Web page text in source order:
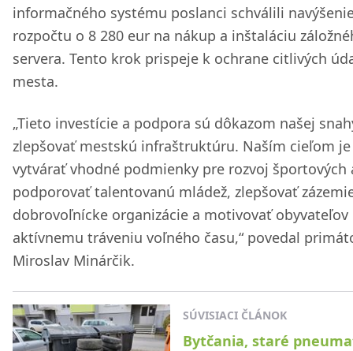
informačného systému poslanci schválili
rozpočtu o 8 280 eur na nákup a inštaláciu
servera. Tento krok prispeje k ochrane citlivých
mesta.
„Tieto investície a podpora sú dôkazom našej
zlepšovať mestskú infraštruktúru. Naším cieľom je
vytvárať vhodné podmienky pre rozvoj športových
podporovať talentovanú mládež, zlepšovať
dobrovoľnícke organizácie a motivovať obyvateľov
aktívnemu tráveniu voľného času,“ povedal
Miroslav Minárčik.
SÚVISIACI ČLÁNOK
Bytčania, staré